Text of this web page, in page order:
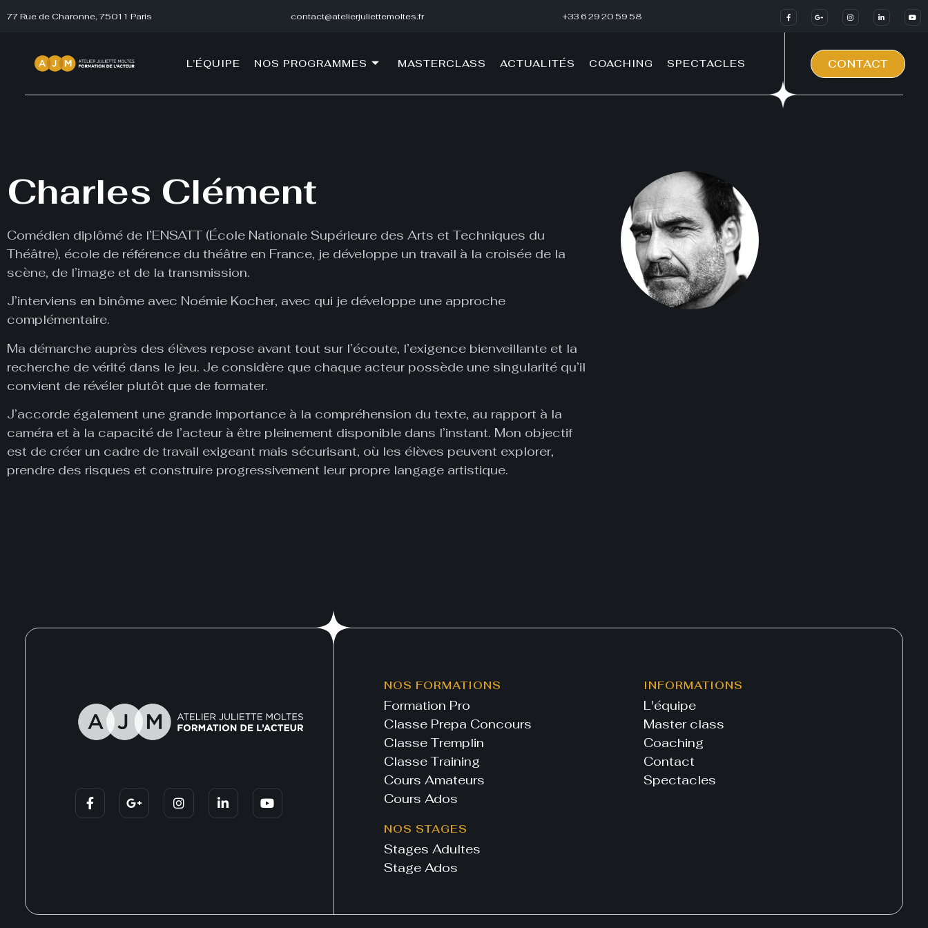
77 Rue de Charonne, 75011 Paris contact@atelierjuliettemoltes.fr +33 6 29 20 59 58
L’ÉQUIPE NOS PROGRAMMES MASTERCLASS ACTUALITÉS COACHING SPECTACLES CONTACT
Charles Clément
Comédien diplômé de l’ENSATT (École Nationale Supérieure des Arts et Techniques du
Théâtre), école de référence du théâtre en France, je développe un travail à la croisée de la
scène, de l’image et de la transmission.
J’interviens en binôme avec Noémie Kocher, avec qui je développe une approche
complémentaire.
Ma démarche auprès des élèves repose avant tout sur l’écoute, l’exigence bienveillante et la
recherche de vérité dans le jeu. Je considère que chaque acteur possède une singularité qu’il
convient de révéler plutôt que de formater.
J’accorde également une grande importance à la compréhension du texte, au rapport à la
caméra et à la capacité de l’acteur à être pleinement disponible dans l’instant. Mon objectif
est de créer un cadre de travail exigeant mais sécurisant, où les élèves peuvent explorer,
prendre des risques et construire progressivement leur propre langage artistique.
NOS FORMATIONS
Formation Pro
Classe Prepa Concours
Classe Tremplin
Classe Training
Cours Amateurs
Cours Ados
NOS STAGES
Stages Adultes
Stage Ados
INFORMATIONS
L'équipe
Master class
Coaching
Contact
Spectacles